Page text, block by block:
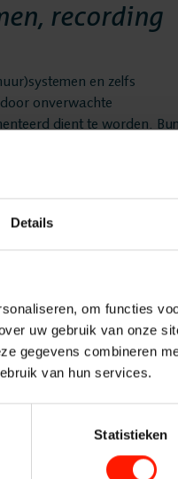
Details
om functies
uw gebruik van onze
gegevens combineren
van hun services.
Statistieken
Voice
recording
en zelfs
onverwachte
dient te worden.
kunnen wij garanderen
werkzaamheden kan
wilt u direct met een